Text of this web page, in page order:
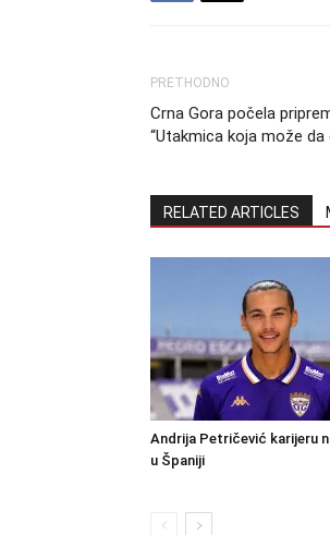
PRETHODNO
Crna Gora počela
“Utakmica koja može da
RELATED ARTICLES
Andrija Petričević karijeru
u Španiji